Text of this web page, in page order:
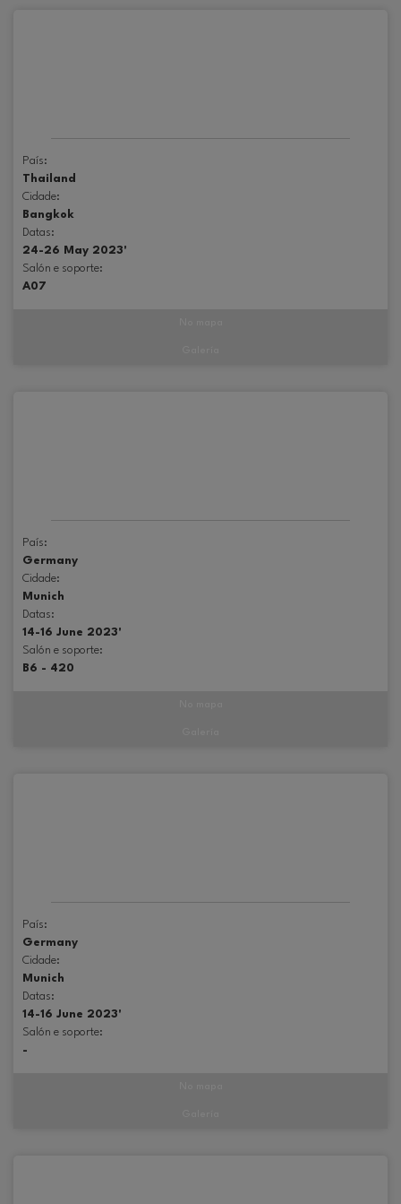
País:
Thailand
Cidade:
Bangkok
Datas:
24-26 May 2023'
Salón e soporte:
A07
País:
Germany
Cidade:
Munich
Datas:
14-16 June 2023'
Salón e soporte:
B6 - 420
País:
Germany
Cidade:
Munich
Datas:
14-16 June 2023'
Salón e soporte:
-